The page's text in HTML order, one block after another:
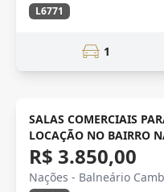
L6771
1
SALAS COMERCIAIS
LOCAÇÃO NO BAIRRO
R$ 3.850,00
Nações - Balneário